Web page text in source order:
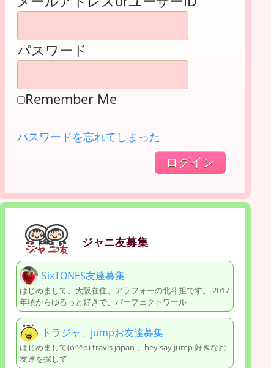
パスワード
Remember Me
パスワードを忘れてしまった
ジャニ友募集
SixTONES友達募集
はじめまして。大阪在住、アラフォーの北斗担です。 2017
年頃からゆるっと好きで、パーフェクトワール
トラジャ、jumpお友達募集
はじめまして(o^^o) travis japan 、hey say jump 好きなお
友達を探して